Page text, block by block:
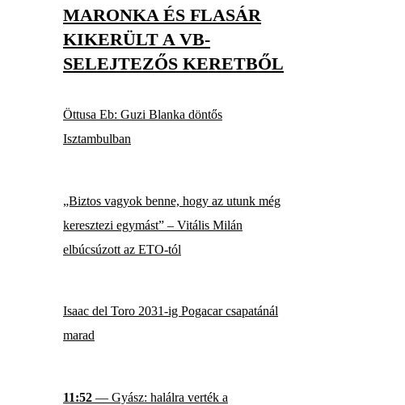
MARONKA ÉS FLASÁR
KIKERÜLT A VB-
SELEJTEZŐS KERETBŐL
Öttusa Eb: Guzi Blanka döntős
Isztambulban
„Biztos vagyok benne, hogy az utunk még
keresztezi egymást” – Vitális Milán
elbúcsúzott az ETO-tól
Isaac del Toro 2031-ig Pogacar csapatánál
marad
11:52 — Gyász: halálra verték a